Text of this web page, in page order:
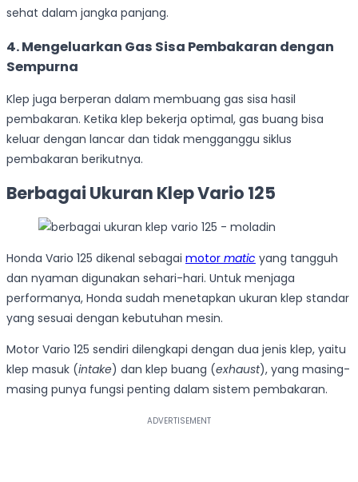
sehat dalam jangka panjang.
4. Mengeluarkan Gas Sisa Pembakaran dengan
Sempurna
Klep juga berperan dalam membuang gas sisa hasil
pembakaran. Ketika klep bekerja optimal, gas buang bisa
keluar dengan lancar dan tidak mengganggu siklus
pembakaran berikutnya.
Berbagai Ukuran Klep Vario 125
Honda Vario 125 dikenal sebagai motor matic yang tangguh
dan nyaman digunakan sehari-hari. Untuk menjaga
performanya, Honda sudah menetapkan ukuran klep standar
yang sesuai dengan kebutuhan mesin.
Motor Vario 125 sendiri dilengkapi dengan dua jenis klep, yaitu
klep masuk (intake) dan klep buang (exhaust), yang masing-
masing punya fungsi penting dalam sistem pembakaran.